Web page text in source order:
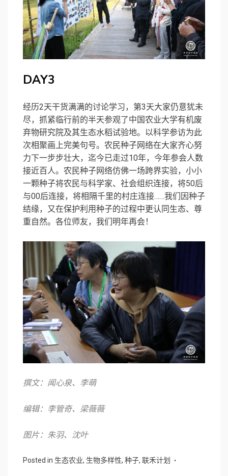
DAY3
经历2天干货满满的讨论学习，第3天大家仍意犹未
尽，抓紧临行前的半天参观了中国农业大学有机废
弃物研究院及其生态水稻试验地。以科学参访为此
次相聚画上完美句号。农民种子网络在大家齐心努
力下一步步壮大，迄今已走过10年，今年参会人数
接近百人。农民种子网络仿佛一场跨界实验，小小
一颗种子将农民与科学家、社会组织连接，将50后
与00后连接，将相隔千里的村庄连接……我们因种子
结缘，又在保护利用种子的过程中更认同生态、尊
重自然。各位师友，我们明年再会！
撰文：闻心泉、李萌
编辑：李管奇、梁薇薇
图片：朱羽、沈叶
Posted in 生态农业, 生物多样性, 种子, 联禾计划